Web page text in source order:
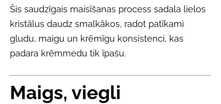
Šis saudzīgais maisīšanas process sadala lielos
kristālus daudz smalkākos, radot patīkami
gludu, maigu un krēmīgu konsistenci, kas
padara krēmmedu tik īpašu.
Maigs, viegli